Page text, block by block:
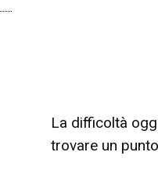
La difficoltà
trovare un